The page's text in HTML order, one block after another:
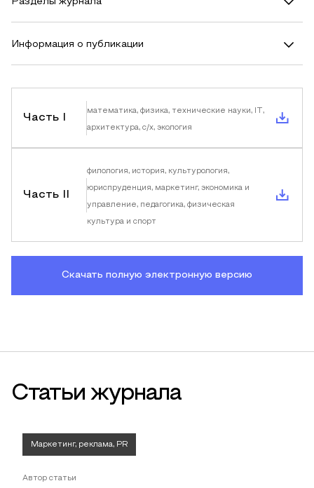
Разделы журнала
Информация о публикации
Часть I
математика, физика, технические науки, IT,
архитектура, с/х, экология
Часть II
филология, история, культурология,
юриспруденция, маркетинг, экономика и
управление, педагогика, физическая
культура и спорт
Скачать полную электронную версию
Статьи журнала
Маркетинг, реклама, PR
Автор статьи